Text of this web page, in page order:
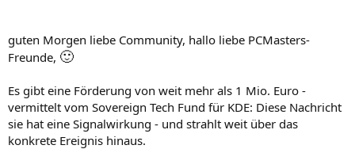
guten Morgen liebe Community, hallo liebe PCMasters-
Freunde, 🙂
Es gibt eine Förderung von weit mehr als 1 Mio. Euro -
vermittelt vom Sovereign Tech Fund für KDE: Diese Nachricht
sie hat eine Signalwirkung - und strahlt weit über das
konkrete Ereignis hinaus.